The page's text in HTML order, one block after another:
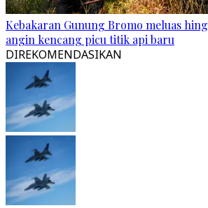
Kebakaran Gunung Bromo meluas
angin kencang picu titik api baru
DIREKOMENDASIKAN